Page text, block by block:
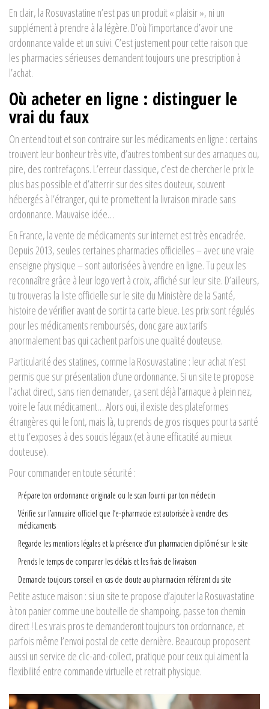
En clair, la Rosuvastatine n’est pas un produit « plaisir », ni un
supplément à prendre à la légère. D’où l’importance d’avoir une
ordonnance valide et un suivi. C’est justement pour cette raison que
les pharmacies sérieuses demandent toujours une prescription à
l’achat.
Où acheter en ligne : distinguer le
vrai du faux
On entend tout et son contraire sur les médicaments en ligne : certains
trouvent leur bonheur très vite, d’autres tombent sur des arnaques ou,
pire, des contrefaçons. L’erreur classique, c’est de chercher le prix le
plus bas possible et d’atterrir sur des sites douteux, souvent
hébergés à l’étranger, qui te promettent la livraison miracle sans
ordonnance. Mauvaise idée…
En France, la vente de médicaments sur internet est très encadrée.
Depuis 2013, seules certaines pharmacies officielles – avec une vraie
enseigne physique – sont autorisées à vendre en ligne. Tu peux les
reconnaître grâce à leur logo vert à croix, affiché sur leur site. D’ailleurs,
tu trouveras la liste officielle sur le site du Ministère de la Santé,
histoire de vérifier avant de sortir ta carte bleue. Les prix sont régulés
pour les médicaments remboursés, donc gare aux tarifs
anormalement bas qui cachent parfois une qualité douteuse.
Particularité des statines, comme la Rosuvastatine : leur achat n’est
permis que sur présentation d’une ordonnance. Si un site te propose
l’achat direct, sans rien demander, ça sent déjà l’arnaque à plein nez,
voire le faux médicament… Alors oui, il existe des plateformes
étrangères qui le font, mais là, tu prends de gros risques pour ta santé
et tu t’exposes à des soucis légaux (et à une efficacité au mieux
douteuse).
Pour commander en toute sécurité :
Prépare ton ordonnance originale ou le scan fourni par ton médecin
Vérifie sur l’annuaire officiel que l’e-pharmacie est autorisée à vendre des
médicaments
Regarde les mentions légales et la présence d’un pharmacien diplômé sur le site
Prends le temps de comparer les délais et les frais de livraison
Demande toujours conseil en cas de doute au pharmacien référent du site
Petite astuce maison : si un site te propose d’ajouter la Rosuvastatine
à ton panier comme une bouteille de shampoing, passe ton chemin
direct ! Les vrais pros te demanderont toujours ton ordonnance, et
parfois même l’envoi postal de cette dernière. Beaucoup proposent
aussi un service de clic-and-collect, pratique pour ceux qui aiment la
flexibilité entre commande virtuelle et retrait physique.